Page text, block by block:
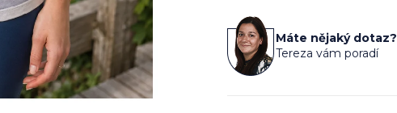
Máte nějaký dotaz?
Tereza vám poradí